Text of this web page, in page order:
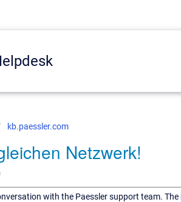
kb.paessler.com
Netzwerk!
with the Paessler support team.